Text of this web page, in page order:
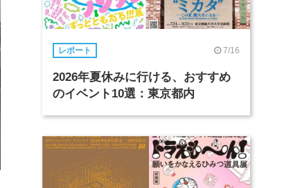
レポート 7/16
2026年夏休みに行ける、おすすめ
のイベント10選：東京都内